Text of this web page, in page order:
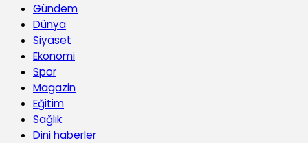
Gündem
Dünya
Siyaset
Ekonomi
Spor
Magazin
Eğitim
Sağlık
Dini haberler